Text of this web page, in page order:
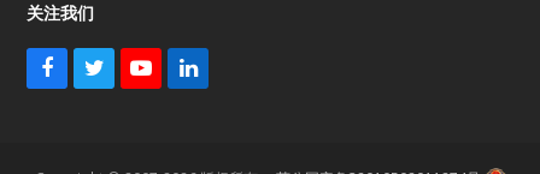
关注我们
F T Y L